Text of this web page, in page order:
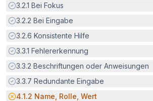
Erfüllt:
3.2.1 Bei Fokus
Erfüllt:
3.2.2 Bei Eingabe
Erfüllt:
3.2.6 Konsistente Hilfe
Erfüllt:
3.3.1 Fehlererkennung
Erfüllt:
3.3.2 Beschriftungen oder Anweisungen
Erfüllt:
3.3.7 Redundante Eingabe
Potenzielle Barriere:
4.1.2 Name, Rolle, Wert